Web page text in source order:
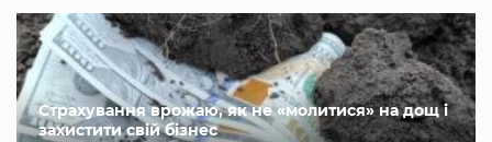
Страхування врожаю, як не «молитися» на дощ і
захистити свій бізнес